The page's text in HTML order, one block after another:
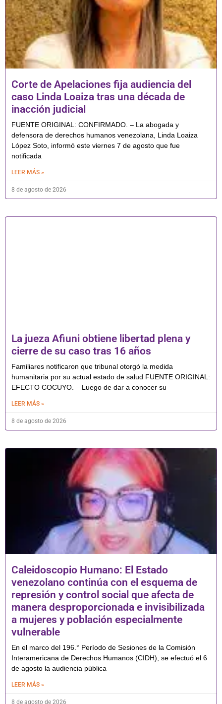
Corte de Apelaciones fija audiencia del
caso Linda Loaiza tras una década de
inacción judicial
FUENTE ORIGINAL: CONFIRMADO. – La abogada y
defensora de derechos humanos venezolana, Linda Loaiza
López Soto, informó este viernes 7 de agosto que fue
notificada
LEER MÁS »
8 de agosto de 2026
La jueza Afiuni obtiene libertad plena y
cierre de su caso tras 16 años
Familiares notificaron que tribunal otorgó la medida
humanitaria por su actual estado de salud FUENTE ORIGINAL:
EFECTO COCUYO. – Luego de dar a conocer su
LEER MÁS »
8 de agosto de 2026
Caleidoscopio Humano: El Estado
venezolano continúa con el esquema de
represión y control social que afecta de
manera desproporcionada e invisibilizada
a mujeres y población especialmente
vulnerable
En el marco del 196.° Período de Sesiones de la Comisión
Interamericana de Derechos Humanos (CIDH), se efectuó el 6
de agosto la audiencia pública
LEER MÁS »
8 de agosto de 2026